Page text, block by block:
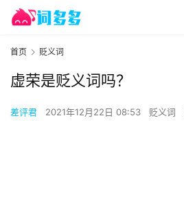
首页 贬义词
虚荣是贬义词吗？
差评君 2021年12月22日 08:53 贬义词